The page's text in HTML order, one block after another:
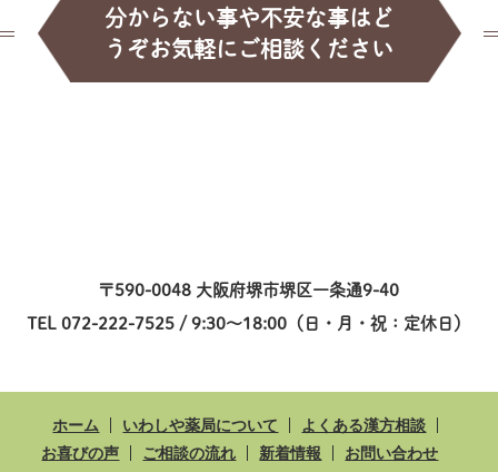
分からない事や不安な事はど
うぞお気軽にご相談ください
〒590-0048 大阪府堺市堺区一条通9-40
TEL 072-222-7525 / 9:30～18:00（日・月・祝：定休日）
ホーム いわしや薬局について
よくある漢方相談
お喜びの声
ご相談の流れ 新着情報 お問い合わせ